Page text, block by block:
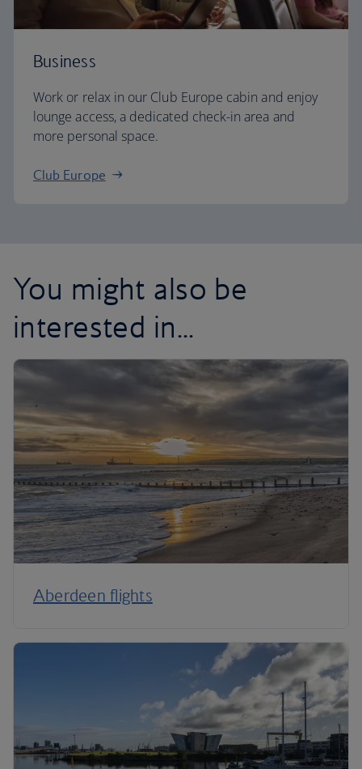
Business
Work or relax in our Club Europe cabin and enjoy
lounge access, a dedicated check-in area and
more personal space.
Club Europe
You might also be
interested in...
Aberdeen flights